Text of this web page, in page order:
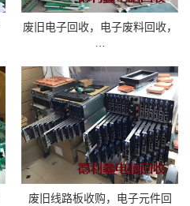
废旧电子回收，电子废料回收，
废旧线路板收购，电子元件回